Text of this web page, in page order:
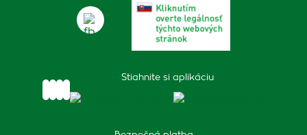
Stiahnite si aplikáciu